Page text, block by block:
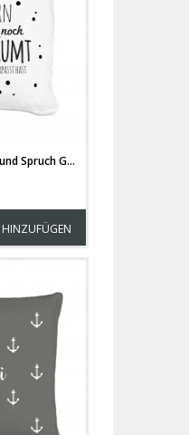
Kissen mit Punkten und Spruch Gestern war hier noch aufgeräumt... inklusive Füllung k04